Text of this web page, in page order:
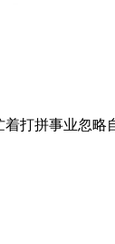
打拼事业忽